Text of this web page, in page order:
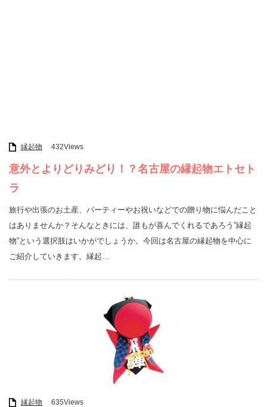
縁起物 432Views
意外とよりどりみどり！？名古屋の縁起物エトセト
ラ
旅行や出張のお土産、パーティーやお祝いなどでの贈り物に悩んだこと
はありませんか？そんなときには、誰もが喜んでくれるであろう”縁起
物”という選択肢はいかがでしょうか。今回は名古屋の縁起物を中心に
ご紹介していきます。縁起…
縁起物 635Views